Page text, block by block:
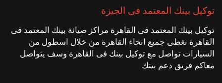
توكيل بينك المعتمد فى الجيزة
توكيل بينك المعتمد فى القاهرة مراكز صيانة بينك المعتمد فى
القاهرة نغطى جميع انحاء القاهرة من خلال اسطول من
السيارات تواصل مع توكيل بينك فى القاهرة وسف يتواصل
معاكم فريق دعم بينك